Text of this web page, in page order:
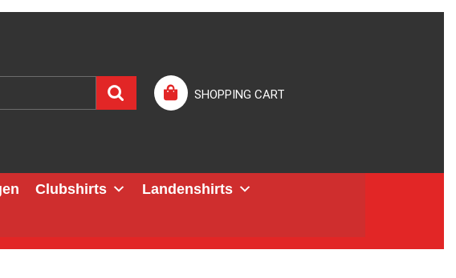
SHOPPING CART
Clubshirts
Landenshirts